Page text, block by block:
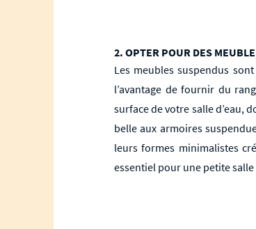
2. OPTER POUR DES
Les meubles suspendus
l’avantage de fournir du
surface de votre salle d’eau,
belle aux armoires
leurs formes minimalistes
essentiel pour une petite